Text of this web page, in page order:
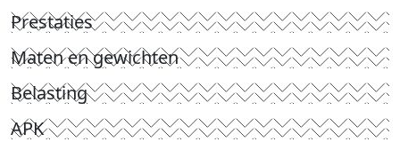
Prestaties
Maten en gewichten
Belasting
APK